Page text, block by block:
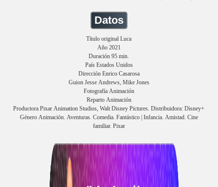
Datos
Título original Luca
Año 2021
Duración 95 min.
País Estados Unidos
Dirección Enrico Casarosa
Guion Jesse Andrews, Mike Jones
Fotografía Animación
Reparto Animación
Productora Pixar Animation Studios, Walt Disney Pictures. Distribuidora: Disney+
Género Animación. Aventuras. Comedia. Fantástico | Infancia. Amistad. Cine
familiar. Pixar